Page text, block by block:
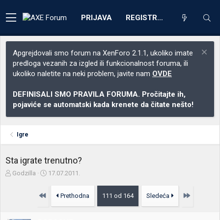
PRIJAVA REGISTRACIJA
Apgrejdovali smo forum na XenForo 2.1.1, ukoliko imate
predloga vezanih za izgled ili funkcionalnost foruma, ili
ukoliko naletite na neki problem, javite nam OVDE
DEFINISALI SMO PRAVILA FORUMA. Pročitajte ih,
pojaviće se automatski kada krenete da čitate nešto!
Igre
Sta igrate trenutno?
Z
Godzilla
D
m
17.07.2011.
Prvo Prethodna 111 od 164 Sledeća Poslednja